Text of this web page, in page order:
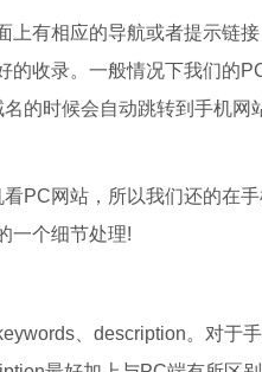
上有相应的导航或者提示链
的收录。一般情况下我们的
的时候会自动跳转到手机网
PC网站，所以我们还的在
一个细节处理!
、description。对于